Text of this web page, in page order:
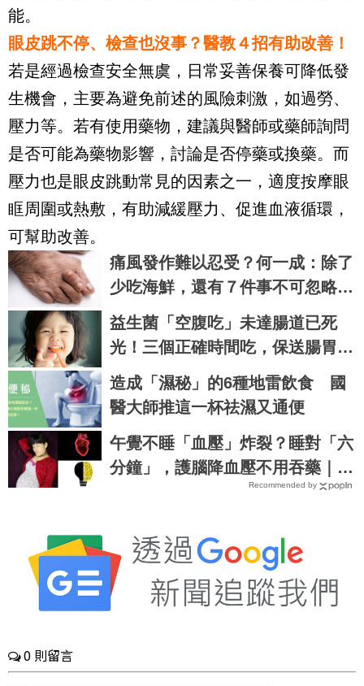
能。
眼皮跳不停、檢查也沒事？醫教４招有助改善！
若是經過檢查安全無虞，日常妥善保養可降低發
生機會，主要為避免前述的風險刺激，如過勞、
壓力等。若有使用藥物，建議與醫師或藥師詢問
是否可能為藥物影響，討論是否停藥或換藥。而
壓力也是眼皮跳動常見的因素之一，適度按摩眼
眶周圍或熱敷，有助減緩壓力、促進血液循環，
可幫助改善。
痛風發作難以忍受？何一成：除了
少吃海鮮，還有７件事不可忽略｜
每日健康 Health
益生菌「空腹吃」未達腸道已死
光！三個正確時間吃，保送腸胃不
短命！｜每日健康Health
造成「濕秘」的6種地雷飲食 國
醫大師推這一杯祛濕又通便
午覺不睡「血壓」炸裂？睡對「六
分鐘」，護腦降血壓不用吞藥｜每
Recommended by